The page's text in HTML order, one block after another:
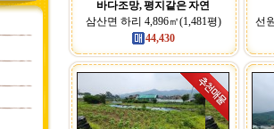
바다조망, 평지같은 자연
삼산면 하리 4,896㎡(1,481평)
44,430
선